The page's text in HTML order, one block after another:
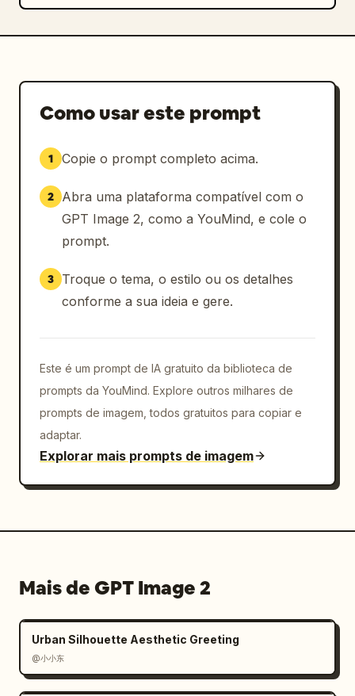
iluminação suave, janela mostrando luzes
brilhantes",
      "magical_elements": {
        "description": "
emergindo das dobras do edredom
        "scene_count": 5,
        "scene_details": ["trem a vapor
gótico", "navio à vela em ondas estilizadas",
"cabana aconchegante em uma floresta de
pinheiros", "palácio com cúpula"],
        "effects": "cercado por nuvens
      },
        "style": "coroa de louros dourada",
        "text": "BiblioSleep: o edredom
noturno que expande a experiência de leitura"
}
Como usar este prompt
1 Copie o prompt completo acima.
2
Abra uma plataforma compatível com o
GPT Image 2, como a YouMind, e cole o
prompt.
3
Troque o tema, o estilo ou os detalhes
conforme a sua ideia e gere.
Este é um prompt de IA gratuito da biblioteca de
prompts da YouMind. Explore outros milhares de
prompts de imagem, todos gratuitos para copiar e
adaptar.
Explorar mais prompts de imagem
Mais de GPT Image 2
Urban Silhouette Aesthetic Greeting
@小小东